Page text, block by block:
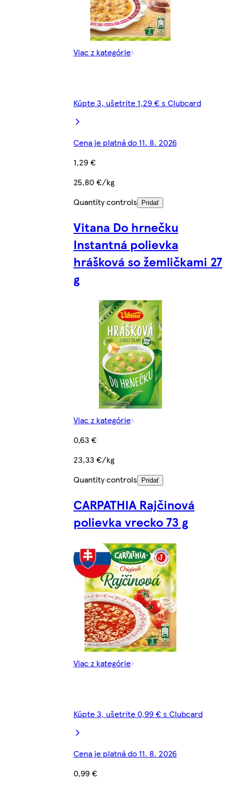
Viac z kategórie
Kúpte 3, ušetrite 1,29 € s Clubcard
Cena je platná do 11. 8. 2026
1,29 €
25,80 €/kg
Quantity controls
Pridať
Vitana Do hrnečku
Instantná polievka
hrášková so žemličkami 27
g
Viac z kategórie
0,63 €
23,33 €/kg
Quantity controls
Pridať
CARPATHIA Rajčinová
polievka vrecko 73 g
Viac z kategórie
Kúpte 3, ušetrite 0,99 € s Clubcard
Cena je platná do 11. 8. 2026
0,99 €